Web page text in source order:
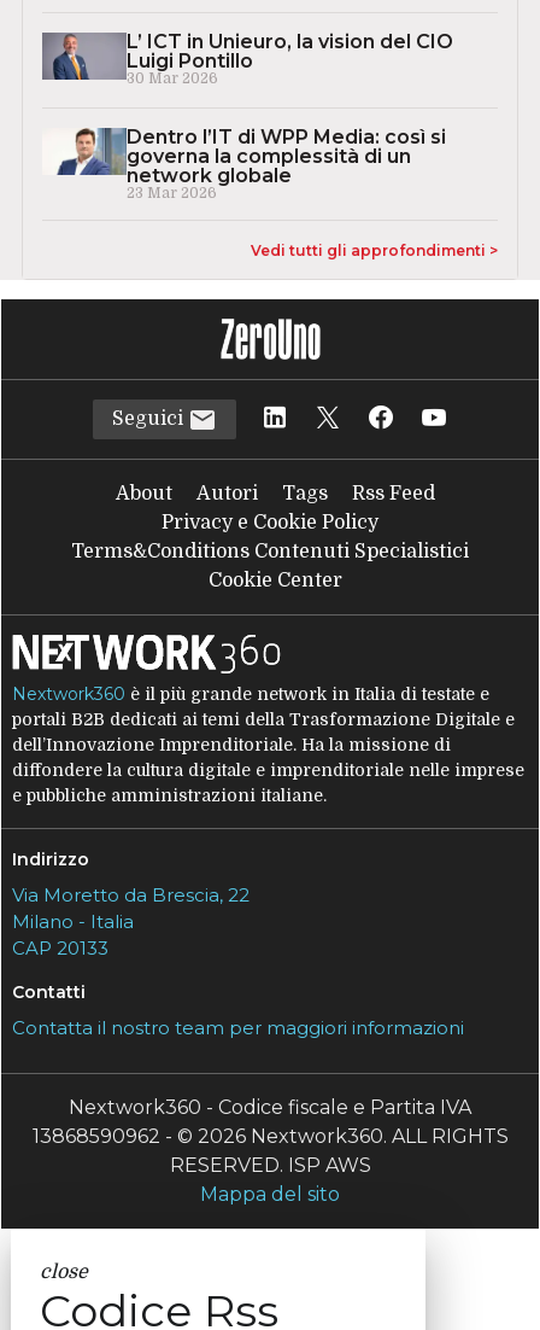
L’ ICT in Unieuro, la vision del CIO
Luigi Pontillo
30 Mar 2026
Dentro l’IT di WPP Media: così si
governa la complessità di un
network globale
23 Mar 2026
Vedi tutti gli approfondimenti >
Seguici
About Autori Tags
Rss Feed
Privacy e Cookie Policy
Terms&Conditions Contenuti Specialistici
Cookie Center
Nextwork360 è il più grande network in Italia di testate e
portali B2B dedicati ai temi della Trasformazione Digitale e
dell’Innovazione Imprenditoriale. Ha la missione di
diffondere la cultura digitale e imprenditoriale nelle imprese
e pubbliche amministrazioni italiane.
Indirizzo
Via Moretto da Brescia, 22
Milano - Italia
CAP 20133
Contatti
Contatta il nostro team per maggiori informazioni
Nextwork360 - Codice fiscale e Partita IVA
13868590962 - © 2026 Nextwork360. ALL RIGHTS
RESERVED. ISP AWS
Mappa del sito
close
Codice Rss